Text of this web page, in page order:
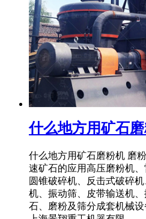
什么地方用矿石
什么地方用矿石磨粉机 磨
速矿石的应用高压磨粉机、
圆锥破碎机、反击式破碎
机、振动筛、皮带输送机
石、磨粉及筛分成套机械